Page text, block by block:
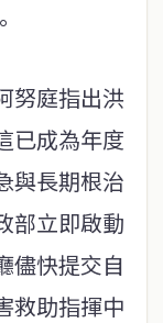
努庭指出洪
已成為年度
與長期根治
部立即啟動
儘快提交自
救助指揮中